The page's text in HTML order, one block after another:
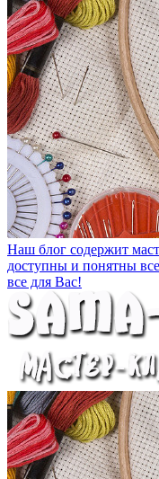
Наш блог содержит
доступны и понятны
все для Вас!